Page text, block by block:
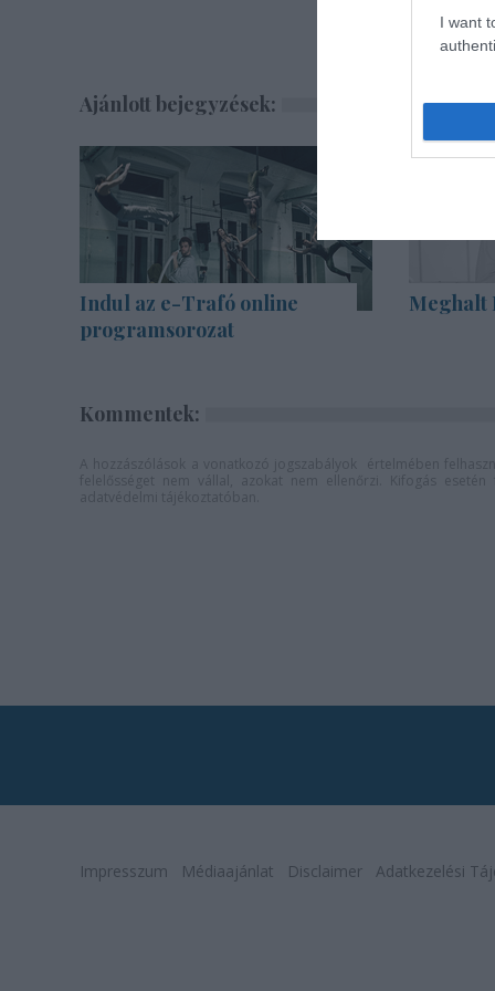
I want
Ajánlott bejegyzések:
Indul az e-Trafó online
programsorozat
Meghalt
Kommentek:
Impresszum Médiaajánlat Disclaimer Adatkezelési